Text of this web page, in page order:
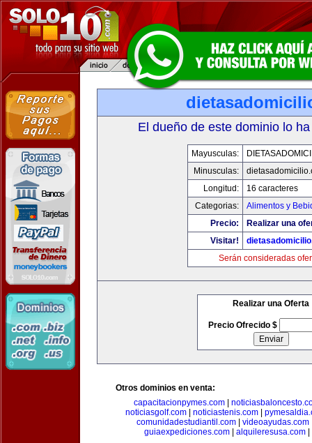
El dueño de este dominio lo
Mayusculas:
Minusculas:
Longitud:
16 caracteres
Categorias:
Alimentos y
Precio:
Realizar una
Visitar!
Serán consideradas
Realizar una Oferta
Precio Ofrecido $
Otros dominios en venta:
capacitacionpymes.com|
noticiasgolf.com| noticiastenis.com|
comunidadestudiantil.com| videoayudas.com
guiaexpediciones.com| alquileresusa.com|